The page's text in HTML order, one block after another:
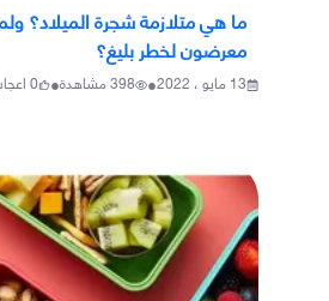
ما هي متلازمة شجرة الميلاد؟
معرضون لخطر بليغ؟
13 مايو ، 2022 •
398مشاهدة•
0